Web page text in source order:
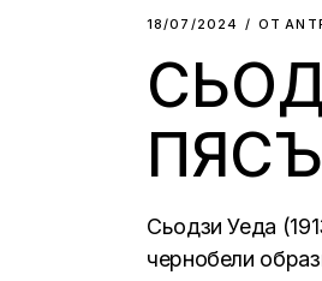
18/07/2024 ОТ
Сьодзи Уеда
чернобели